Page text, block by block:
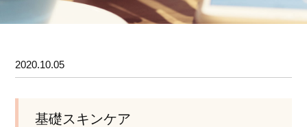
2020.10.05
基礎スキンケア